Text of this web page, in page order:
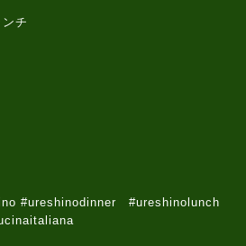
チ
#ureshinodinner #ureshinolunch